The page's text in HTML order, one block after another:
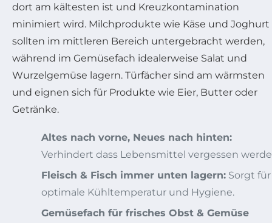
dort am kältesten ist und Kreuzkontamination
minimiert wird. Milchprodukte wie Käse und Joghurt
sollten im mittleren Bereich untergebracht werden,
während im Gemüsefach idealerweise Salat und
Wurzelgemüse lagern. Türfächer sind am wärmsten
und eignen sich für Produkte wie Eier, Butter oder
Getränke.
Altes nach vorne, Neues nach hinten:
Verhindert dass Lebensmittel vergessen
Fleisch & Fisch immer unten lagern: Sorgt für
optimale Kühltemperatur und Hygiene.
Gemüsefach für frisches Obst & Gemüse